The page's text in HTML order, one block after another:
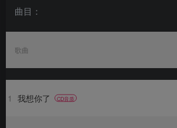
曲目：
歌曲
1 我想你了 CD音质